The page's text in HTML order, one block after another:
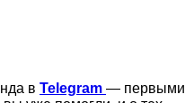
в Telegram — первыми